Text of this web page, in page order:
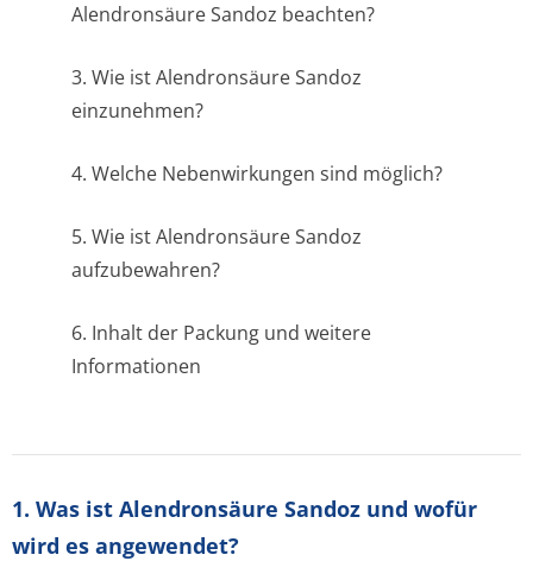
Alendronsäure Sandoz beachten?
3. Wie ist Alendronsäure Sandoz
einzunehmen?
4. Welche Nebenwirkungen sind möglich?
5. Wie ist Alendronsäure Sandoz
aufzubewahren?
6. Inhalt der Packung und weitere
Informationen
1. Was ist Alendronsäure Sandoz und wofür
wird es angewendet?